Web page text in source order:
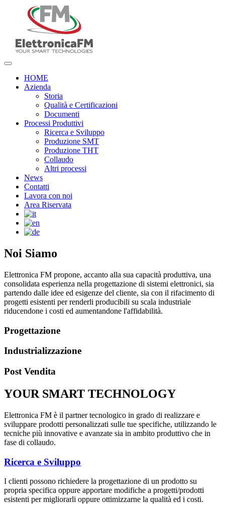
HOME
Azienda
Storia
Qualità e Certificazioni
Documenti
Processi Produttivi
Ricerca e Sviluppo
Produzione SMT
Produzione THT
Collaudo
Altri processi
News
Contatti
Lavora con noi
Area Riservata
Noi Siamo
Elettronica FM propone, accanto alla sua capacità produttiva, una
consolidata esperienza nella progettazione di sistemi elettronici, sia
partendo dalle idee ed esigenze del cliente, sia con il rifacimento di
progetti esistenti per renderli producibili su scala industriale
riducendone i costi ed aumentandone l'affidabilità.
Progettazione
Industrializzazione
Post Vendita
YOUR SMART TECHNOLOGY
Elettronica FM è il partner tecnologico in grado di realizzare e
sviluppare prodotti personalizzati sulle tue specifiche, utilizzando le
tecniche più innovative e avanzate sia in ambito produttivo che in
fase di collaudo.
Ricerca e Sviluppo
I clienti possono richiedere la progettazione di un prodotto su
propria specifica oppure apportare modifiche a progetti/prodotti
esistenti per migliorarli oppure ottimizzarne la qualità ed i costi.